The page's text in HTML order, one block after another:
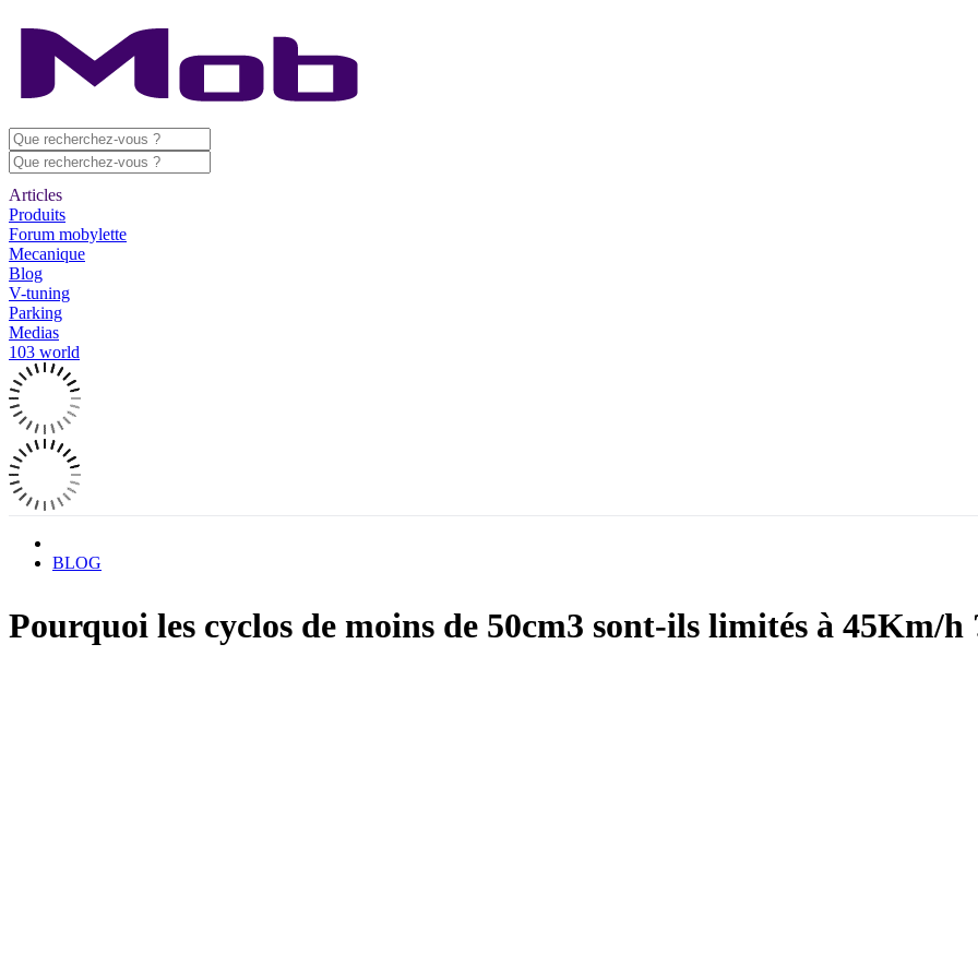
Articles
Produits
Forum mobylette
Mecanique
Blog
V-tuning
Parking
Medias
103 world
BLOG
Pourquoi les cyclos de moins de 50cm3 sont-ils limités à 45Km/h